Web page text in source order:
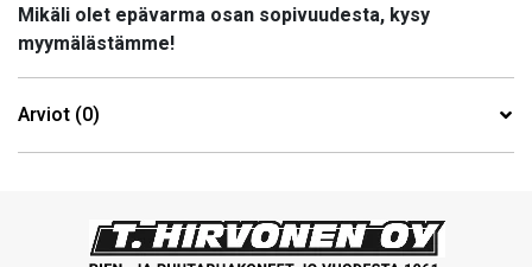
Mikäli olet epävarma osan sopivuudesta, kysy
myymälästämme!
Arviot (0)